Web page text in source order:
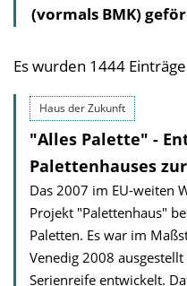
(vormals BMK)
Es wurden 1444
Haus der Zukunft
"Alles Palette" -
Palettenhauses
Das 2007 im EU-weiten
Projekt "Palettenhaus"
Paletten. Es war im
Venedig 2008
Serienreife entwickelt.